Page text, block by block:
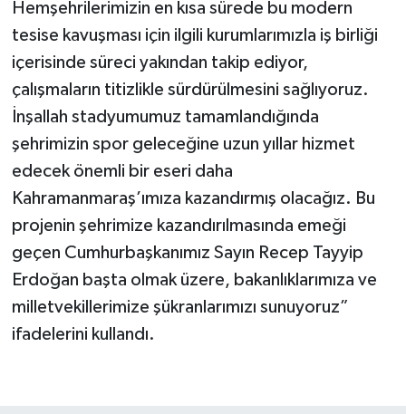
Hemşehrilerimizin en kısa sürede bu modern
tesise kavuşması için ilgili kurumlarımızla iş birliği
içerisinde süreci yakından takip ediyor,
çalışmaların titizlikle sürdürülmesini sağlıyoruz.
İnşallah stadyumumuz tamamlandığında
şehrimizin spor geleceğine uzun yıllar hizmet
edecek önemli bir eseri daha
Kahramanmaraş’ımıza kazandırmış olacağız. Bu
projenin şehrimize kazandırılmasında emeği
geçen Cumhurbaşkanımız Sayın Recep Tayyip
Erdoğan başta olmak üzere, bakanlıklarımıza ve
milletvekillerimize şükranlarımızı sunuyoruz”
ifadelerini kullandı.